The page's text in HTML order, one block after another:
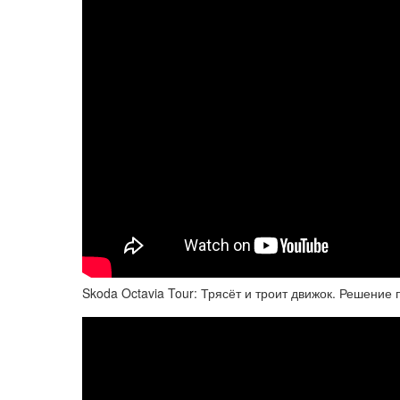
Skoda Octavia Tour: Трясёт и троит движок. Решение